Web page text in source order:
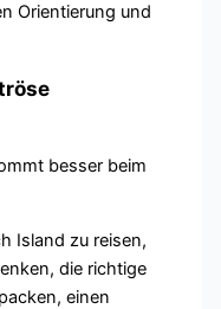
Orientierung und
besser beim
Island zu reisen,
die richtige
einen